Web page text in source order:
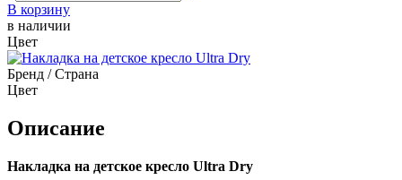
В корзину
в наличии
Цвет
Бренд / Страна
Цвет
Описание
Накладка на детское кресло Ultra Dry